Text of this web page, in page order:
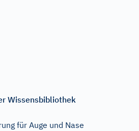
Wissensbibliothek
für Auge und Nase